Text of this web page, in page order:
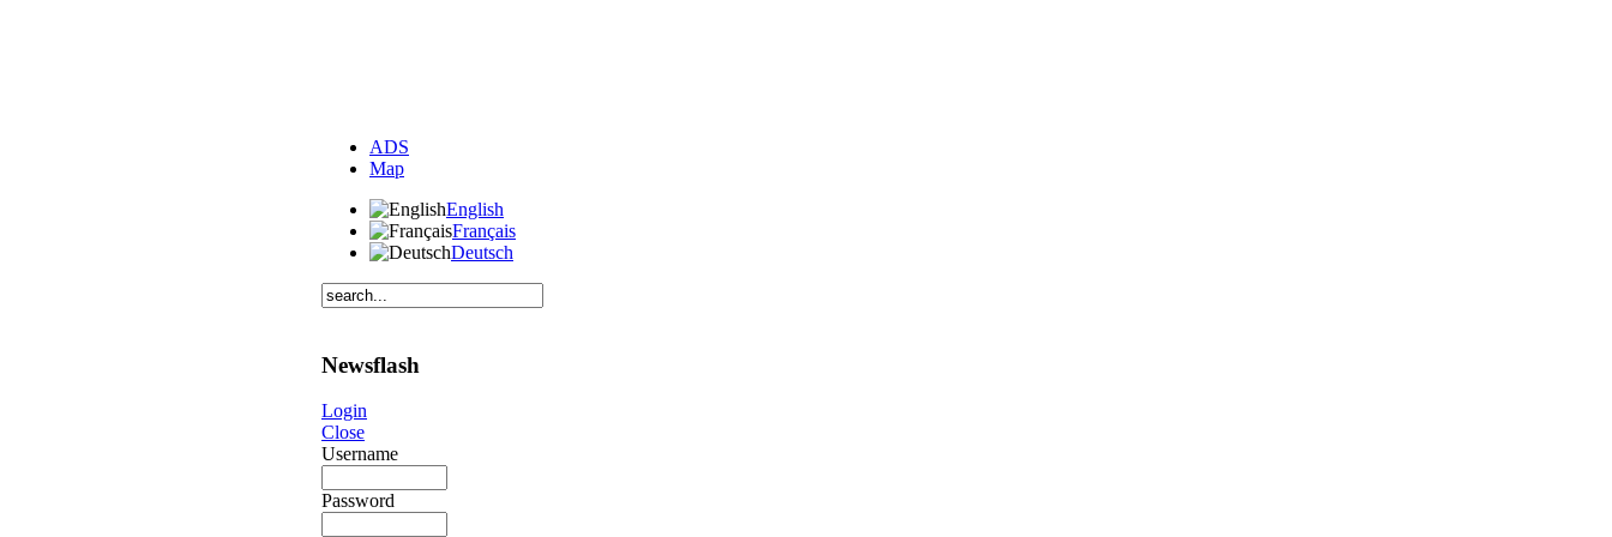
ADS
Map
English
Français
Deutsch
Newsflash
Login
Close
Username
Password